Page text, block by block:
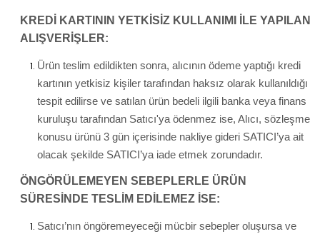
KREDİ KARTININ YETKİSİZ KULLANIMI İLE YAPILAN
ALIŞVERİŞLER:
Ürün teslim edildikten sonra, alıcının ödeme yaptığı kredi
kartının yetkisiz kişiler tarafından haksız olarak kullanıldığı
tespit edilirse ve satılan ürün bedeli ilgili banka veya finans
kuruluşu tarafından Satıcı'ya ödenmez ise, Alıcı, sözleşme
konusu ürünü 3 gün içerisinde nakliye gideri SATICI’ya ait
olacak şekilde SATICI’ya iade etmek zorundadır.
ÖNGÖRÜLEMEYEN SEBEPLERLE ÜRÜN
SÜRESİNDE TESLİM EDİLEMEZ İSE:
Satıcı’nın öngöremeyeceği mücbir sebepler oluşursa ve